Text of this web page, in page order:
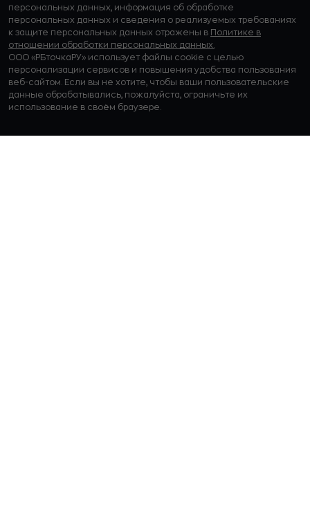
персональных данных, информация об обработке
персональных данных и сведения о реализуемых требованиях
к защите персональных данных отражены в Политике в
отношении обработки персональных данных.
ООО «РБточкаРУ» использует файлы cookie с целью
персонализации сервисов и повышения удобства пользования
веб-сайтом. Если вы не хотите, чтобы ваши пользовательские
данные обрабатывались, пожалуйста, ограничьте их
использование в своём браузере.